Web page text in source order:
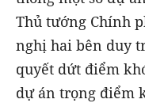
Thủ tướng Chính
nghị hai bên duy
quyết dứt điểm
dự án trọng điểm